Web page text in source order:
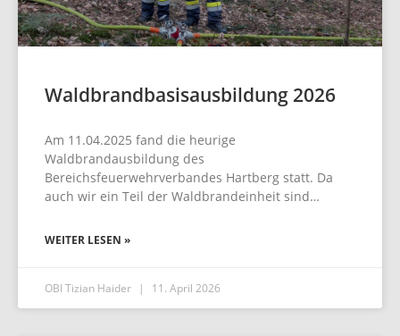
Waldbrandbasisausbildung 2026
Am 11.04.2025 fand die heurige
Waldbrandausbildung des
Bereichsfeuerwehrverbandes Hartberg statt. Da
auch wir ein Teil der Waldbrandeinheit sind…
WEITER LESEN »
OBI Tizian Haider 11. April 2026